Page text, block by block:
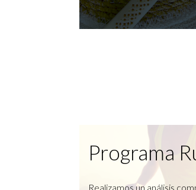
Programa
Realizamos un análisis